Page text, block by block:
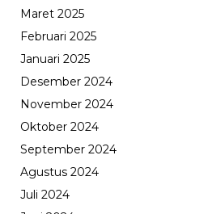
Maret 2025
Februari 2025
Januari 2025
Desember 2024
November 2024
Oktober 2024
September 2024
Agustus 2024
Juli 2024